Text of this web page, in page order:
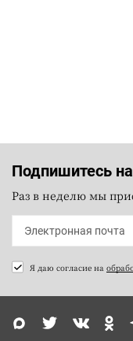
Подпишитесь
Раз в неделю мы
Я даю согласие на